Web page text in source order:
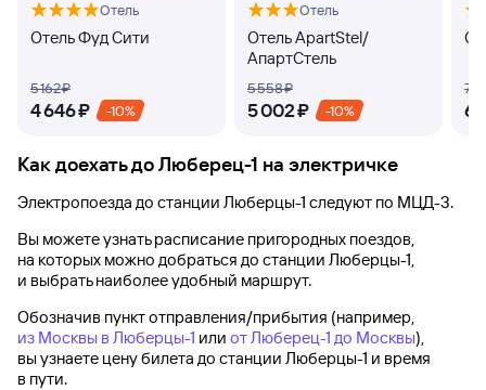
Отель
Отель Фуд Сити
5 ⁠162 ⁠₽
4 ⁠646 ⁠₽ -10%
Отель
Отель ApartStel/
АпартСтель
5 ⁠558 ⁠₽
5 ⁠002 ⁠₽ -10%
7
6
Как доехать доЛюберец-1 на электричке
Электропоезда до станции Люберцы-1 следуют по МЦД-3.
Вы можете узнать расписание пригородных поездов,
на которых можно добраться до станции Люберцы-1,
и выбрать наиболее удобный маршрут.
Обозначив пункт отправления/прибытия (например,
из Москвы в Люберцы-1 или от Люберец-1 до Москвы),
вы узнаете цену билета до станции Люберцы-1 и время
в пути.